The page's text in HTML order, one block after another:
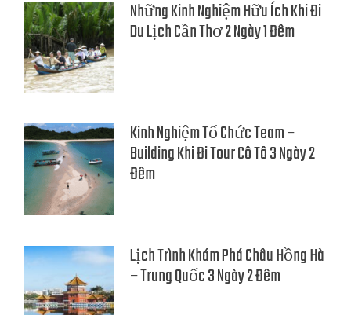
Những Kinh Nghiệm Hữu Ích Khi Đi
Du Lịch Cần Thơ 2 Ngày 1 Đêm
Kinh Nghiệm Tổ Chức Team –
Building Khi Đi Tour Cô Tô 3 Ngày 2
Đêm
Lịch Trình Khám Phá Châu Hồng Hà
– Trung Quốc 3 Ngày 2 Đêm